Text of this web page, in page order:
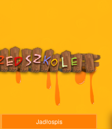
Jadłospis